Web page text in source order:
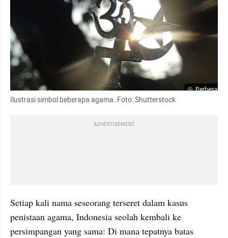
Perbesar
Ilustrasi simbol beberapa agama. Foto: Shutterstock
ADVERTISEMENT
Setiap kali nama seseorang terseret dalam kasus
penistaan agama, Indonesia seolah kembali ke
persimpangan yang sama: Di mana tepatnya batas